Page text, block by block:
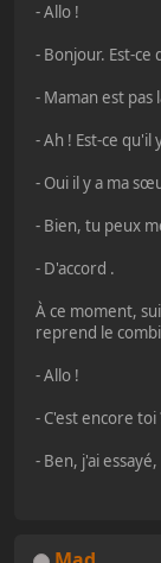
- Allo !
- Bonjour. Est-ce
- Maman est pas
- Ah ! Est-ce
- Oui il y a ma
- Bien, tu peux
- D'accord .
À ce moment,
reprend le
- Allo !
- C'est encore
- Ben, j'ai